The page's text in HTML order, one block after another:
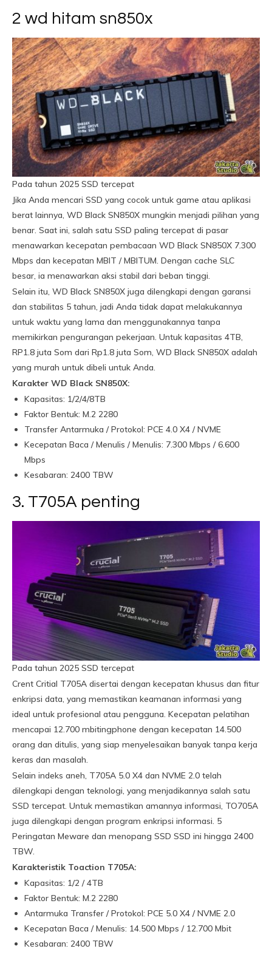
2 wd hitam sn850x
Pada tahun 2025 SSD tercepat
Jika Anda mencari SSD yang cocok untuk game atau aplikasi
berat lainnya, WD Black SN850X mungkin menjadi pilihan yang
benar. Saat ini, salah satu SSD paling tercepat di pasar
menawarkan kecepatan pembacaan WD Black SN850X 7.300
Mbps dan kecepatan MBIT / MBITUM. Dengan cache SLC
besar, ia menawarkan aksi stabil dari beban tinggi.
Selain itu, WD Black SN850X juga dilengkapi dengan garansi
dan stabilitas 5 tahun, jadi Anda tidak dapat melakukannya
untuk waktu yang lama dan menggunakannya tanpa
memikirkan pengurangan pekerjaan. Untuk kapasitas 4TB,
RP1.8 juta Som dari Rp1.8 juta Som, WD Black SN850X adalah
yang murah untuk dibeli untuk Anda.
Karakter WD Black SN850X:
Kapasitas: 1/2/4/8TB
Faktor Bentuk: M.2 2280
Transfer Antarmuka / Protokol: PCE 4.0 X4 / NVME
Kecepatan Baca / Menulis / Menulis: 7.300 Mbps / 6.600
Mbps
Kesabaran: 2400 TBW
3. T705A penting
Pada tahun 2025 SSD tercepat
Crent Critial T705A disertai dengan kecepatan khusus dan fitur
enkripsi data, yang memastikan keamanan informasi yang
ideal untuk profesional atau pengguna. Kecepatan pelatihan
mencapai 12.700 mbitingphone dengan kecepatan 14.500
orang dan ditulis, yang siap menyelesaikan banyak tanpa kerja
keras dan masalah.
Selain indeks aneh, T705A 5.0 X4 dan NVME 2.0 telah
dilengkapi dengan teknologi, yang menjadikannya salah satu
SSD tercepat. Untuk memastikan amannya informasi, TO705A
juga dilengkapi dengan program enkripsi informasi. 5
Peringatan Meware dan menopang SSD SSD ini hingga 2400
TBW.
Karakteristik Toaction T705A:
Kapasitas: 1/2 / 4TB
Faktor Bentuk: M.2 2280
Antarmuka Transfer / Protokol: PCE 5.0 X4 / NVME 2.0
Kecepatan Baca / Menulis: 14.500 Mbps / 12.700 Mbit
Kesabaran: 2400 TBW